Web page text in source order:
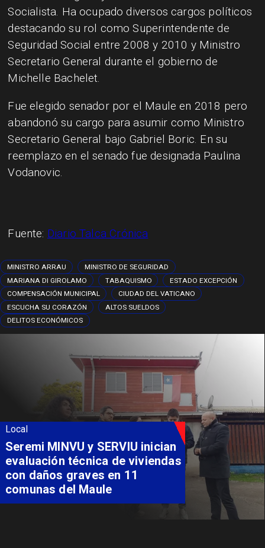
Socialista. Ha ocupado diversos cargos políticos
destacando su rol como Superintendente de
Seguridad Social entre 2008 y 2010 y Ministro
Secretario General durante el gobierno de
Michelle Bachelet.
Fue elegido senador por el Maule en 2018 pero
abandonó su cargo para asumir como Ministro
Secretario General bajo Gabriel Boric. En su
reemplazo en el senado fue designada Paulina
Vodanovic.
Fuente: Diario Talca Crónica
MINISTRO ARRAU
MINISTRO DE SEGURIDAD
MARIANA DI GIROLAMO
TABAQUISMO
ESTADO EXCEPCIÓN
COMPENSACIÓN MUNICIPAL
CIUDAD DEL VATICANO
ESCUCHA SU CORAZÓN
ALTOS SUELDOS
DELITOS ECONÓMICOS
Local
Seremi MINVU y SERVIU inician
evaluación técnica de viviendas
con daños graves en 11
comunas del Maule